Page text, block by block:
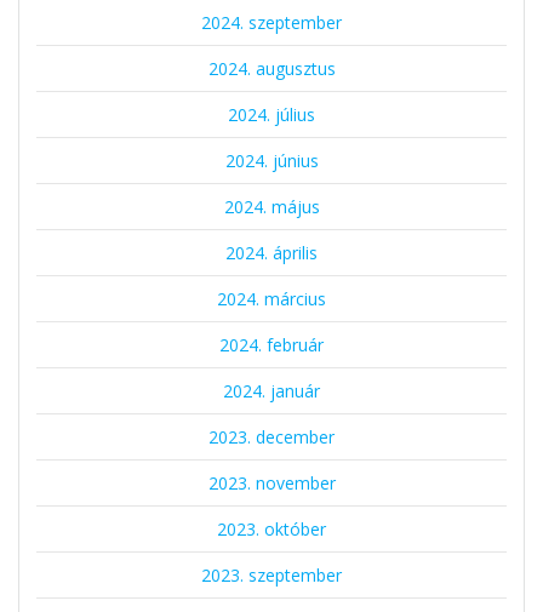
2024. szeptember
2024. augusztus
2024. július
2024. június
2024. május
2024. április
2024. március
2024. február
2024. január
2023. december
2023. november
2023. október
2023. szeptember